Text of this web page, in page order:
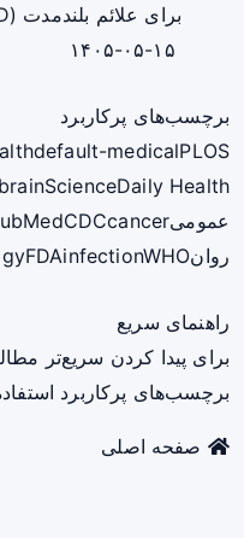
برای علائم بلندمدت (Long COVID) باشد
برچسب‌های پرکاربرد
default-medicalPLOS
brainScienceDaily Health
عمومی
CDCcancer
روان
FDAinfectionWHO
راهنمای سریع
برای پیدا کردن سریع‌تر
برچسب‌های پرکاربرد
صفحه اصلی